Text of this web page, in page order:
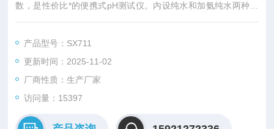
数，是性价比*的便携式pH测试仪。内设纯水和加氨纯水两种特
殊的pH测量模式，适用于工矿企业、电厂、水处理工程和环保等
产品型号：SX711
更新时间：2025-11-02
厂商性质：生产厂家
访问量：15397